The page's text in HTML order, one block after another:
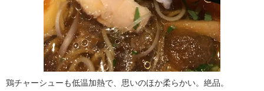
鶏チャーシューも低温加熱で、思いのほか柔らかい。絶品。